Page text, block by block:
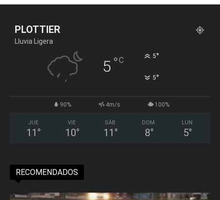
PLOTTIER
Lluvia Ligera
5 °C 5°
5°
90% 4m/s 100%
JUE
11 °
VIE
10°
SÁB
11 °
DOM
8°
LUN
5°
RECOMENDADOS